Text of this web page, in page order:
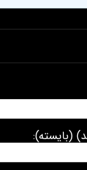
(بایسته):